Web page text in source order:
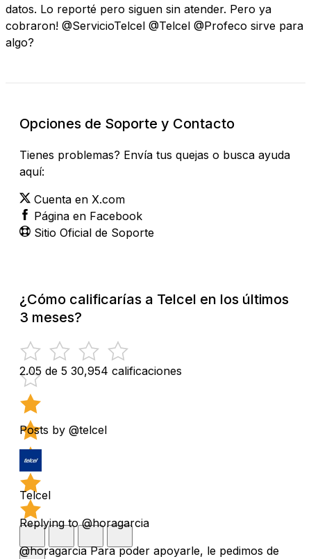
datos. Lo reporté pero siguen sin atender. Pero ya
cobraron! @ServicioTelcel @Telcel @Profeco sirve para
algo?
Opciones de Soporte y Contacto
Tienes problemas? Envía tus quejas o busca ayuda
aquí:
Cuenta en X.com
Página en Facebook
Sitio Oficial de Soporte
¿Cómo calificarías a Telcel en los últimos
3 meses?
2.05 de 5 30,954 calificaciones
Posts by @telcel
Telcel
Replying to @horagarcia
@horagarcia Para poder apoyarle, le pedimos de